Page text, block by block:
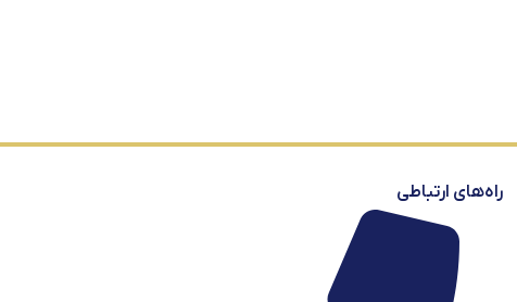
راه‌های ارتباطی